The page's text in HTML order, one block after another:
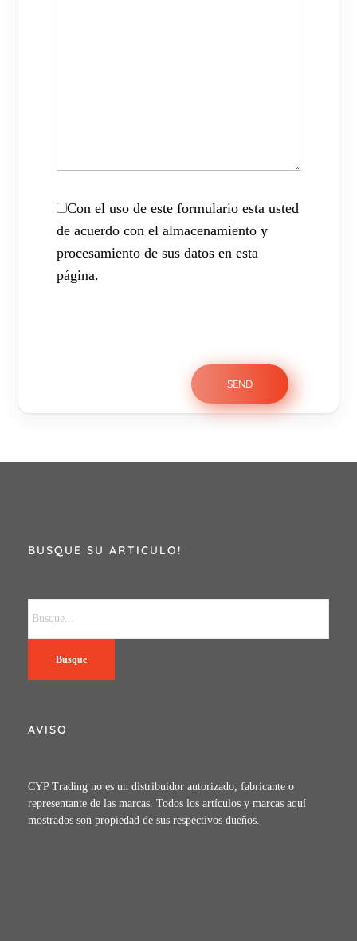
Con el uso de este formulario esta usted
de acuerdo con el almacenamiento y
procesamiento de sus datos en esta
página.
BUSQUE SU ARTICULO!
Busque
AVISO
CYP Trading no es un distribuidor autorizado, fabricante o
representante de las marcas. Todos los artículos y marcas aquí
mostrados son propiedad de sus respectivos dueños.